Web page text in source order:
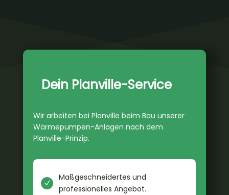
Dein Planville-Service
Wir arbeiten bei Planville beim Bau unserer
Wärmepumpen-Anlagen nach dem
Planville-Prinzip.
N
Maßgeschneidertes und
professionelles Angebot.